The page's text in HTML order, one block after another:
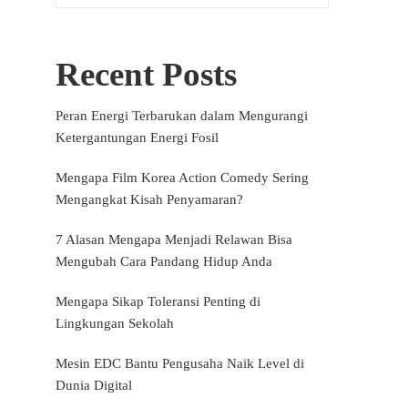
Recent Posts
Peran Energi Terbarukan dalam Mengurangi
Ketergantungan Energi Fosil
Mengapa Film Korea Action Comedy Sering
Mengangkat Kisah Penyamaran?
7 Alasan Mengapa Menjadi Relawan Bisa
Mengubah Cara Pandang Hidup Anda
Mengapa Sikap Toleransi Penting di
Lingkungan Sekolah
Mesin EDC Bantu Pengusaha Naik Level di
Dunia Digital